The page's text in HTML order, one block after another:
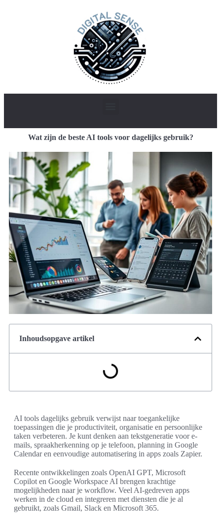
Wat zijn de beste AI tools voor dagelijks gebruik?
Inhoudsopgave artikel
AI tools dagelijks gebruik verwijst naar toegankelijke
toepassingen die je productiviteit, organisatie en persoonlijke
taken verbeteren. Je kunt denken aan tekstgeneratie voor e-
mails, spraakherkenning op je telefoon, planning in Google
Calendar en eenvoudige automatisering in apps zoals Zapier.
Recente ontwikkelingen zoals OpenAI GPT, Microsoft
Copilot en Google Workspace AI brengen krachtige
mogelijkheden naar je workflow. Veel AI-gedreven apps
werken in de cloud en integreren met diensten die je al
gebruikt, zoals Gmail, Slack en Microsoft 365.